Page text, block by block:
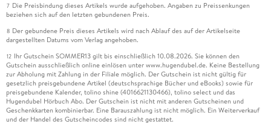
7 Die Preisbindung dieses Artikels wurde aufgehoben. Angaben zu Preissenkungen
beziehen sich auf den letzten gebundenen Preis.
8 Der gebundene Preis dieses Artikels wird nach Ablauf des auf der Artikelseite
dargestellten Datums vom Verlag angehoben.
12 Ihr Gutschein SOMMER13 gilt bis einschließlich 10.08.2026. Sie können den
Gutschein ausschließlich online einlösen unter www.hugendubel.de. Keine Bestellung
zur Abholung mit Zahlung in der Filiale möglich. Der Gutschein ist nicht gültig für
gesetzlich preisgebundene Artikel (deutschsprachige Bücher und eBooks) sowie für
preisgebundene Kalender, tolino shine (4016621130466), tolino select und das
Hugendubel Hörbuch Abo. Der Gutschein ist nicht mit anderen Gutscheinen und
Geschenkkarten kombinierbar. Eine Barauszahlung ist nicht möglich. Ein Weiterverkauf
und der Handel des Gutscheincodes sind nicht gestattet.